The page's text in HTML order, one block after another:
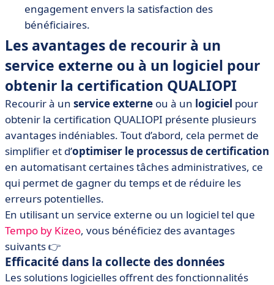
engagement envers la satisfaction des
bénéficiaires.
Les avantages de recourir à un
service externe ou à un logiciel pour
obtenir la certification QUALIOPI
Recourir à un service externe ou à un logiciel pour
obtenir la certification QUALIOPI présente plusieurs
avantages indéniables. Tout d’abord, cela permet de
simplifier et d’optimiser le processus de certification
en automatisant certaines tâches administratives, ce
qui permet de gagner du temps et de réduire les
erreurs potentielles.
En utilisant un service externe ou un logiciel tel que
Tempo by Kizeo, vous bénéficiez des avantages
suivants 👉
Efficacité dans la collecte des données
Les solutions logicielles offrent des fonctionnalités